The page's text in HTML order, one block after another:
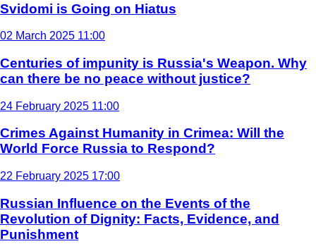
Svidomi is Going on Hiatus
02 March 2025 11:00
Centuries of impunity is Russia's Weapon. Why
can there be no peace without justice?
24 February 2025 11:00
Crimes Against Humanity in Crimea: Will the
World Force Russia to Respond?
22 February 2025 17:00
Russian Influence on the Events of the
Revolution of Dignity: Facts, Evidence, and
Punishment